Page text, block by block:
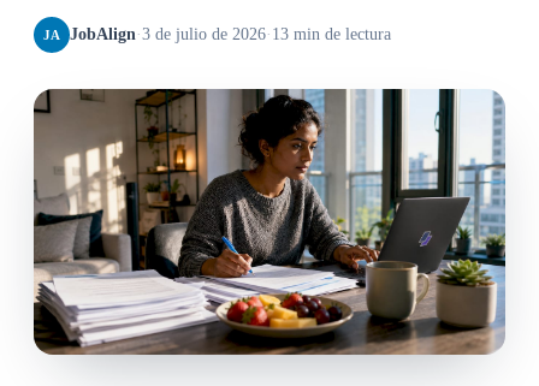
JA JobAlign·3 de julio de 2026· 13 min de lectura